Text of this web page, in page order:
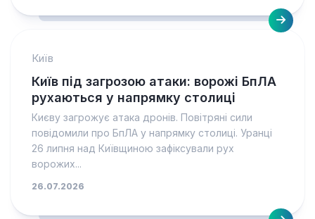
Київ
Київ під загрозою атаки: ворожі БпЛА
рухаються у напрямку столиці
Києву загрожує атака дронів. Повітряні сили
повідомили про БпЛА у напрямку столиці. Уранці
26 липня над Київщиною зафіксували рух
ворожих...
26.07.2026